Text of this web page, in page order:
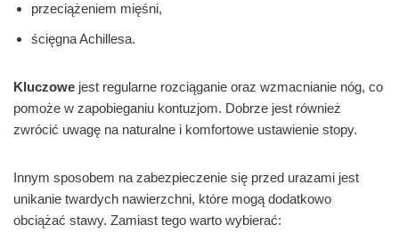
przeciążeniem mięśni,
ścięgna Achillesa.
Kluczowe jest regularne rozciąganie oraz wzmacnianie nóg, co
pomoże w zapobieganiu kontuzjom. Dobrze jest również
zwrócić uwagę na naturalne i komfortowe ustawienie stopy.
Innym sposobem na zabezpieczenie się przed urazami jest
unikanie twardych nawierzchni, które mogą dodatkowo
obciążać stawy. Zamiast tego warto wybierać: